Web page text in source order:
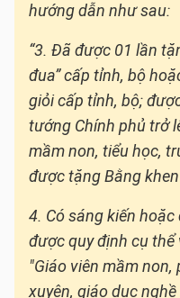
hướng dẫn như sau:
“3. Đã được 01 lần
đua” cấp tỉnh, bộ
giỏi cấp tỉnh, bộ;
tướng Chính phủ trở
mầm non, tiểu học,
được tặng Bằng
4. Có sáng kiến
được quy định cụ
"Giáo viên mầm
xuyên, giáo dục